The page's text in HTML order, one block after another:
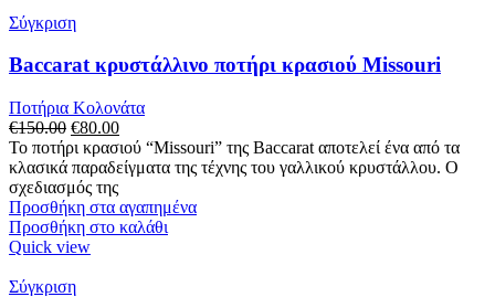
Σύγκριση
Baccarat κρυστάλλινo ποτήρι κρασιού Missouri
Ποτήρια Κολονάτα
€150.00 Original
price
was:
€150.00.
€80.00Η
τρέχουσα
τιμή
€80.00.
Το ποτήρι κρασιού “Missouri” της Baccarat αποτελεί ένα από τα
κλασικά παραδείγματα της τέχνης του γαλλικού κρυστάλλου. Ο
σχεδιασμός της
Προσθήκη στα αγαπημένα
Προσθήκη στο καλάθι
Quick view
Σύγκριση